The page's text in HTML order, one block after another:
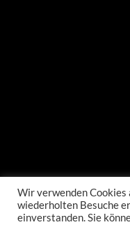
Wir verwenden Cookies
wiederholten Besuche
einverstanden. Sie